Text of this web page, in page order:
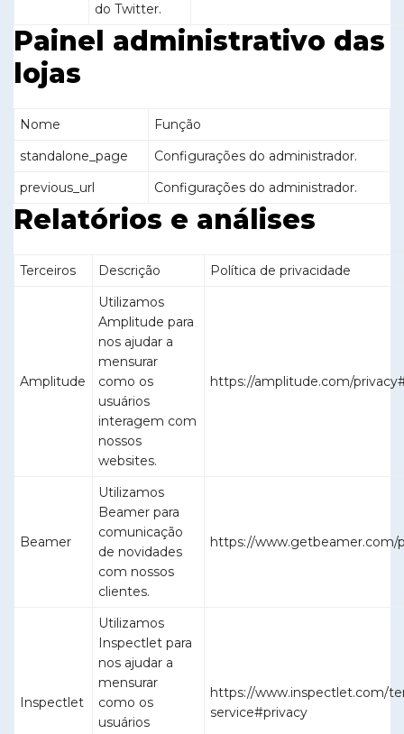
do Twitter.
Painel administrativo das
lojas
Nome
Função
standalone_page
Configurações do administrador.
previous_url
Configurações do administrador.
Relatórios e análises
Terceiros Descrição Política de privacidade
Amplitude
Utilizamos
Amplitude para
nos ajudar a
mensurar
como os
usuários
interagem com
nossos
websites.
https://amplitude.com/
Beamer
Utilizamos
Beamer para
comunicação
de novidades
com nossos
clientes.
https://www.getbeamer.com/
Inspectlet
Utilizamos
Inspectlet para
nos ajudar a
mensurar
como os
usuários
https://www.inspectlet.com/
service#privacy